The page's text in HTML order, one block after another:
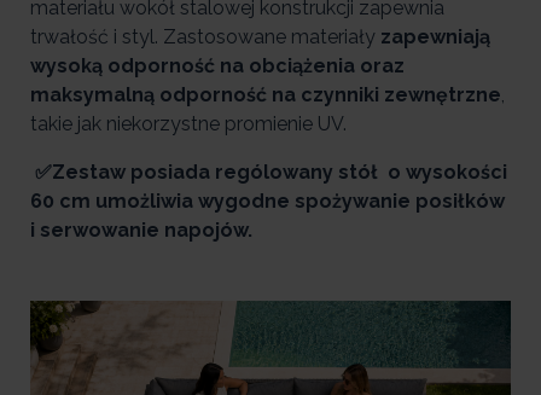
materiału wokół stalowej konstrukcji zapewnia
trwałość i styl. Zastosowane materiały zapewniają
wysoką odporność na obciążenia oraz
maksymalną odporność na czynniki zewnętrzne,
takie jak niekorzystne promienie UV.
✅Zestaw posiada rególowany stół o wysokości
60 cm umożliwia wygodne spożywanie posiłków
i serwowanie napojów.